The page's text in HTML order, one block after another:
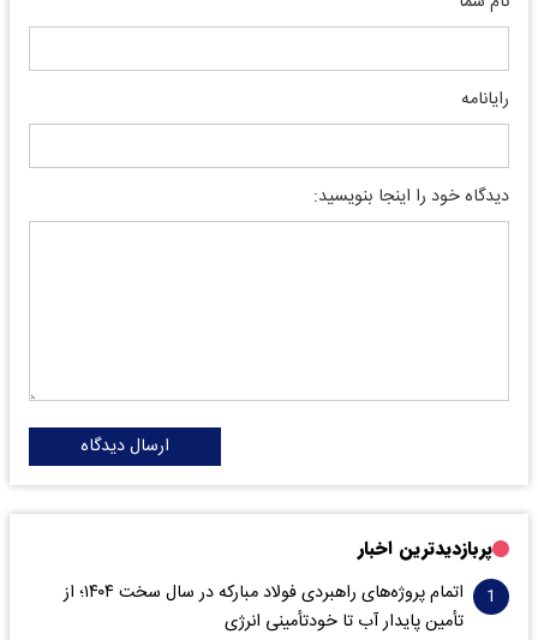
رایانامه
دیدگاه خود را اینجا بنویسید:
ارسال دیدگاه
پربازدیدترین اخبار
اتمام پروژه‌های راهبردی فولاد مبارکه در سال سخت ۱۴۰۴؛ از
تأمین پایدار آب تا خودتأمینی انرژی